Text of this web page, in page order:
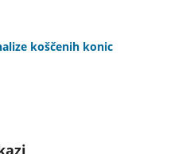
koščenih konic